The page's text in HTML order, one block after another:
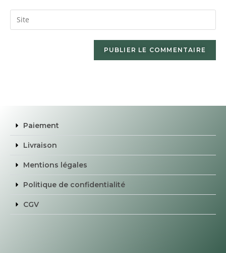
Paiement
Livraison
Mentions légales
Politique de confidentialité
CGV